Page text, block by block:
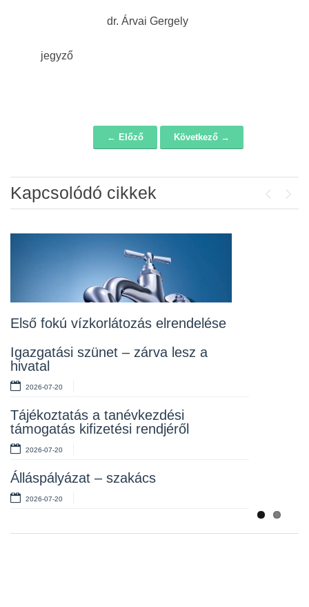
dr. Árvai Gergely
jegyző
← Előző Következő →
Kapcsolódó cikkek
Első fokú vízkorlátozás elrendelése
Igazgatási szünet – zárva lesz a
hivatal
2026-07-20
Tájékoztatás a tanévkezdési
támogatás kifizetési rendjéről
2026-07-20
Álláspályázat – szakács
2026-07-20
Álláspályázat – konyhai kisegítő
Lakossági fórum az Erzsébet téri
2026-07-10
Rendelet kihirdetése
2026-07-10
Álláspályázat – takarító
2026-07-06